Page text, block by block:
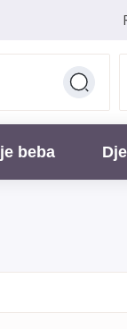
beba